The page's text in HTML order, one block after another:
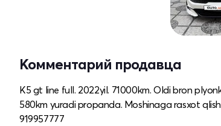
Комментарий продавца
K5 gt line full. 2022yil. 71000km. Oldi bron
580km yuradi propanda. Moshinaga rasxot
919957777